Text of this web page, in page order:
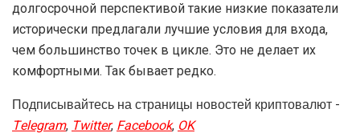
долгосрочной перспективой такие низкие показатели
исторически предлагали лучшие условия для входа,
чем большинство точек в цикле. Это не делает их
комфортными. Так бывает редко.
Подписывайтесь на страницы новостей криптовалют -
Telegram,Twitter,Facebook,OK